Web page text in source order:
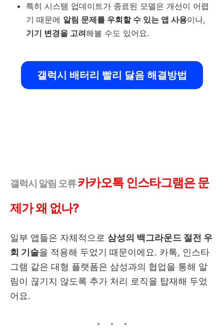
특히 시스템 업데이트가 종료된 모델은 개선이 어렵
기 때문에 알림 문제를 우회할 수 있는 앱 사용이나,
기기 변경을 고려해볼 수도 있어요.
갤럭시 배터리 빨리 닳음 해결방법
갤럭시 알림 오류카카오톡 인스타그램은 문
제가 왜 없나?
일부 앱들은 자체적으로 삼성의 백그라운드 절전 우
회 기술을 적용해 두었기 때문이에요. 카톡, 인스타
그램 같은 대형 플랫폼은 삼성과의 협업을 통해 알
림이 끊기지 않도록 추가 처리 로직을 탑재해 두었
어요.